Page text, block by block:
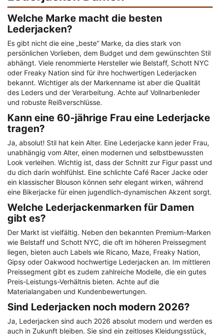
Welche Marke macht die besten
Lederjacken?
Es gibt nicht die eine „beste“ Marke, da dies stark von
persönlichen Vorlieben, dem Budget und dem gewünschten Stil
abhängt. Viele renommierte Hersteller wie Belstaff, Schott NYC
oder Freaky Nation sind für ihre hochwertigen Lederjacken
bekannt. Wichtiger als der Markenname ist aber die Qualität
des Leders und der Verarbeitung. Achte auf Vollnarbenleder
und robuste Reißverschlüsse.
Kann eine 60-jährige Frau eine Lederjacke
tragen?
Ja, absolut! Stil hat kein Alter. Eine Lederjacke kann jeder Frau,
unabhängig vom Alter, einen modernen und selbstbewussten
Look verleihen. Wichtig ist, dass der Schnitt zur Figur passt und
du dich darin wohlfühlst. Eine schlichte Café Racer Jacke oder
ein klassischer Blouson können sehr elegant wirken, während
eine Bikerjacke für einen jugendlich-dynamischen Akzent sorgt.
Welche Lederjackenmarken für Damen
gibt es?
Der Markt ist vielfältig. Neben den bekannten Premium-Marken
wie Belstaff und Schott NYC, die oft im höheren Preissegment
liegen, bieten auch Labels wie Ricano, Maze, Freaky Nation,
Gipsy oder Oakwood hochwertige Lederjacken an. Im mittleren
Preissegment gibt es zudem zahlreiche Modelle, die ein gutes
Preis-Leistungs-Verhältnis bieten. Achte auf die
Materialangaben und Kundenbewertungen.
Sind Lederjacken noch modern 2026?
Ja, Lederjacken sind auch 2026 absolut modern und werden es
auch in Zukunft bleiben. Sie sind ein zeitloses Kleidungsstück,